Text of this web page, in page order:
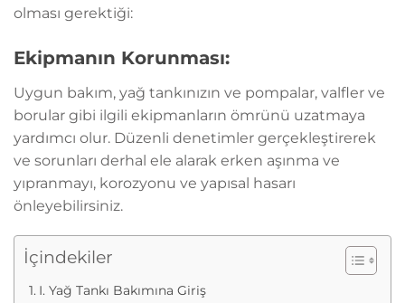
olması gerektiği:
Ekipmanın Korunması:
Uygun bakım, yağ tankınızın ve pompalar, valfler ve
borular gibi ilgili ekipmanların ömrünü uzatmaya
yardımcı olur. Düzenli denetimler gerçekleştirerek
ve sorunları derhal ele alarak erken aşınma ve
yıpranmayı, korozyonu ve yapısal hasarı
önleyebilirsiniz.
İçindekiler
I. Yağ Tankı Bakımına Giriş